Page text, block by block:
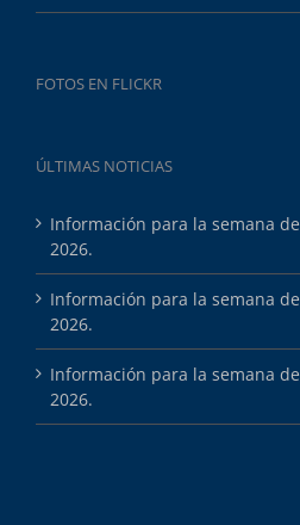
FOTOS EN FLICKR
ÚLTIMAS NOTICIAS
Información para la semana
2026.
Información para la semana
2026.
Información para la semana
2026.